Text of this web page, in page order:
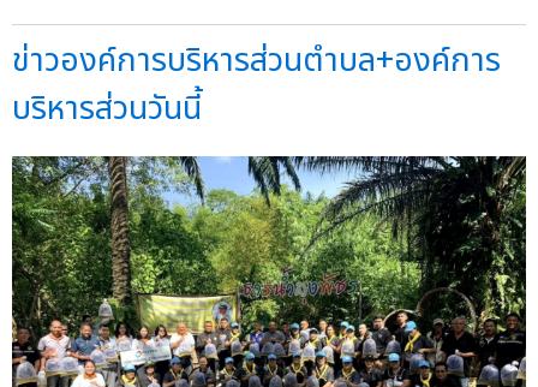
ข่าวองค์การบริหารส่วนตำบล+องค์การ
บริหารส่วนวันนี้